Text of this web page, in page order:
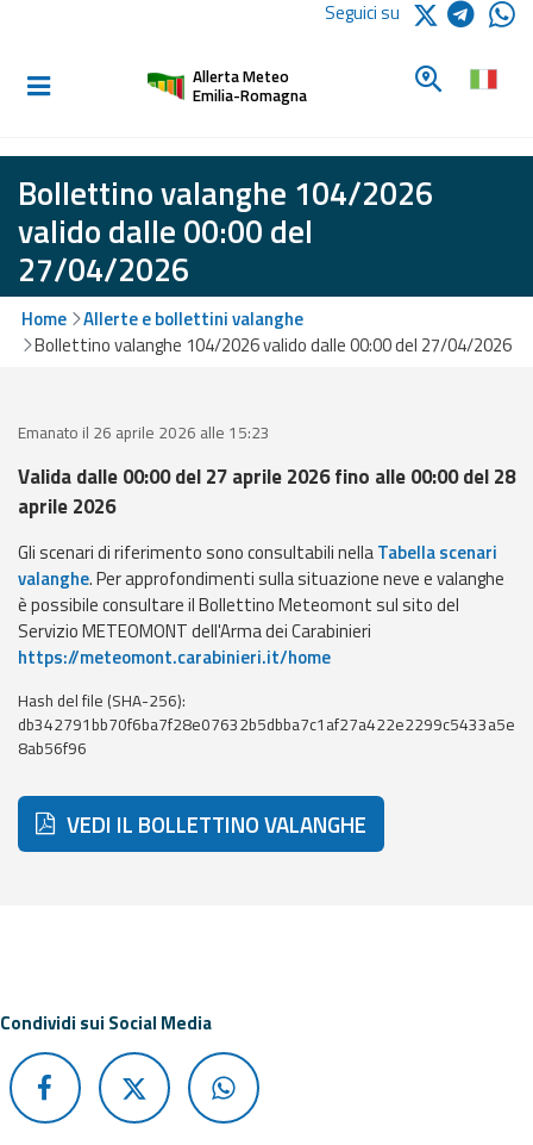
Informati e
Allerte E
Bollettini
Allerte e
Bollettini
Meteo
Bollettini
Monitoraggio
eventi
Previsioni e dati
Previsioni meteo e
marine
Dati osservati
Radar meteo
Aggiornamenti
Seguici su
Allerta Meteo
Emilia-Romagna
Cerca un
Bollettino valanghe 104/2026
valido dalle 00:00 del
27/04/2026
Home
Allerte e bollettini valanghe
Bollettino valanghe 104/2026 valido dalle 00:00 del 27/04/2026
Emanato il 26 aprile 2026 alle 15:23
Valida dalle 00:00 del 27 aprile 2026 fino alle 00:00 del 28
aprile 2026
Gli scenari di riferimento sono consultabili nellaTabella scenari
valanghe. Per approfondimenti sulla situazione neve e valanghe
è possibile consultare il Bollettino Meteomont sul sito del
Servizio METEOMONT dell'Arma dei Carabinieri
https://meteomont.carabinieri.it/home
Hash del file (SHA-256):
db342791bb70f6ba7f28e07632b5dbba7c1af27a422e2299c5433a5e
8ab56f96
VEDI IL BOLLETTINO VALANGHE
Condividi sui Social Media